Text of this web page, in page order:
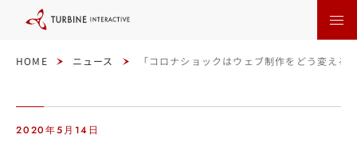
HOME ニュース 「コロナショックはウェブ制作をどう変え
2020年5月14日